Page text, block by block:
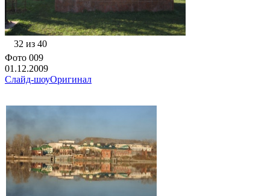
32 из 40
Фото 009
01.12.2009
Слайд-шоуОригинал